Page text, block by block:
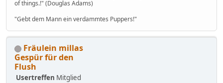
of things.!" (Douglas Adams)
"Gebt dem Mann ein verdammtes Puppers!"
Fräulein millas
Gespür für den
Flush
Usertreffen Mitglied